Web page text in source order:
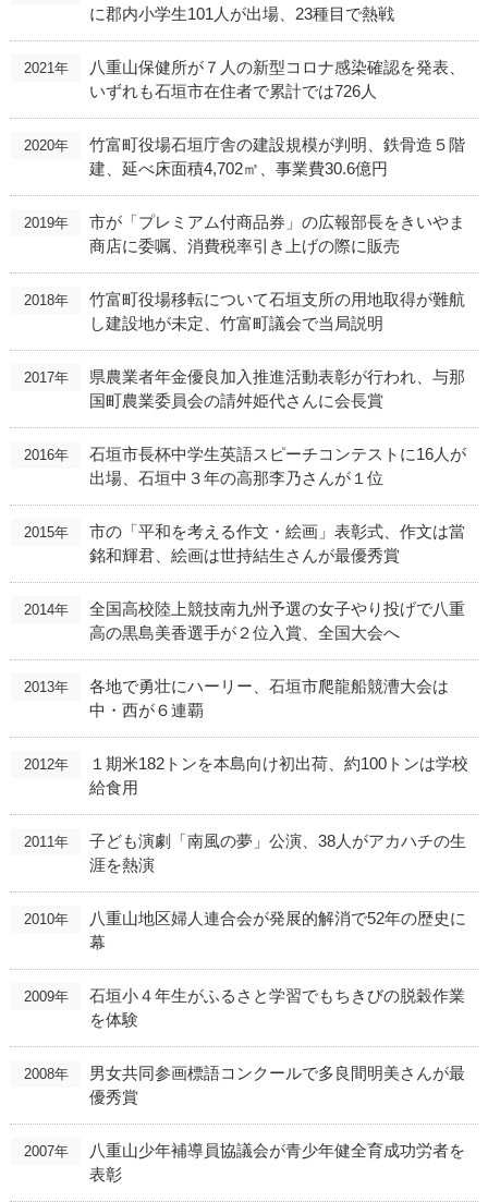
に郡内小学生101人が出場、23種目で熱戦
2021年
八重山保健所が７人の新型コロナ感染確認を発表、
いずれも石垣市在住者で累計では726人
2020年
竹富町役場石垣庁舎の建設規模が判明、鉄骨造５階
建、延べ床面積4,702㎡、事業費30.6億円
2019年
市が「プレミアム付商品券」の広報部長をきいやま
商店に委嘱、消費税率引き上げの際に販売
2018年
竹富町役場移転について石垣支所の用地取得が難航
し建設地が未定、竹富町議会で当局説明
2017年
県農業者年金優良加入推進活動表彰が行われ、与那
国町農業委員会の請舛姫代さんに会長賞
2016年
石垣市長杯中学生英語スピーチコンテストに16人が
出場、石垣中３年の高那李乃さんが１位
2015年
市の「平和を考える作文・絵画」表彰式、作文は當
銘和輝君、絵画は世持結生さんが最優秀賞
2014年
全国高校陸上競技南九州予選の女子やり投げで八重
高の黒島美香選手が２位入賞、全国大会へ
2013年
各地で勇壮にハーリー、石垣市爬龍船競漕大会は
中・西が６連覇
2012年
１期米182トンを本島向け初出荷、約100トンは学校
給食用
2011年
子ども演劇「南風の夢」公演、38人がアカハチの生
涯を熱演
2010年
八重山地区婦人連合会が発展的解消で52年の歴史に
幕
2009年
石垣小４年生がふるさと学習でもちきびの脱穀作業
を体験
2008年
男女共同参画標語コンクールで多良間明美さんが最
優秀賞
2007年
八重山少年補導員協議会が青少年健全育成功労者を
表彰